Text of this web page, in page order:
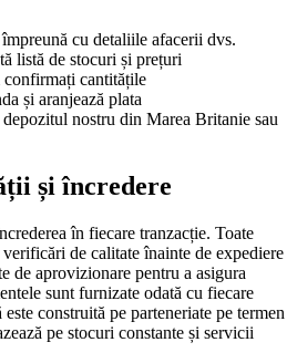
cu detaliile afacerii dvs.
listă de stocuri și prețuri
confirmați cantitățile
și aranjează plata
nostru din Marea Britanie sau
și încredere
în fiecare tranzacție. Toate
de calitate înainte de expediere
de aprovizionare pentru a asigura
sunt furnizate odată cu fiecare
construită pe parteneriate pe termen
pe stocuri constante și servicii